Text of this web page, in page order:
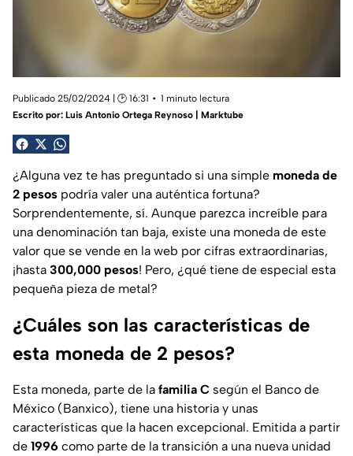
Publicado 25/02/2024 | 🕑 16:31
1 minuto lectura
Escrito por: Luis Antonio Ortega Reynoso | Marktube
¿Alguna vez te has preguntado si una simple moneda de
2 pesos podría valer una auténtica fortuna?
Sorprendentemente, sí. Aunque parezca increíble para
una denominación tan baja, existe una moneda de este
valor que se vende en la web por cifras extraordinarias,
¡hasta 300,000 pesos! Pero, ¿qué tiene de especial esta
pequeña pieza de metal?
¿Cuáles son las características de
esta moneda de 2 pesos?
Esta moneda, parte de la familia C según el Banco de
México (Banxico), tiene una historia y unas
características que la hacen excepcional. Emitida a partir
de 1996 como parte de la transición a una nueva unidad